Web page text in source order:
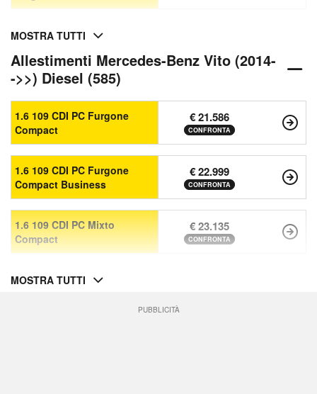
MOSTRA TUTTI
Allestimenti Mercedes-Benz Vito (2014-
->>) Diesel (585)
1.6 109 CDI PC Furgone
Compact
€ 21.586
CONFRONTA
1.6 109 CDI PC Furgone
Compact Business
€ 22.999
CONFRONTA
1.6 109 CDI PC Mixto
Compact
€ 23.135
CONFRONTA
MOSTRA TUTTI
PUBBLICITÀ